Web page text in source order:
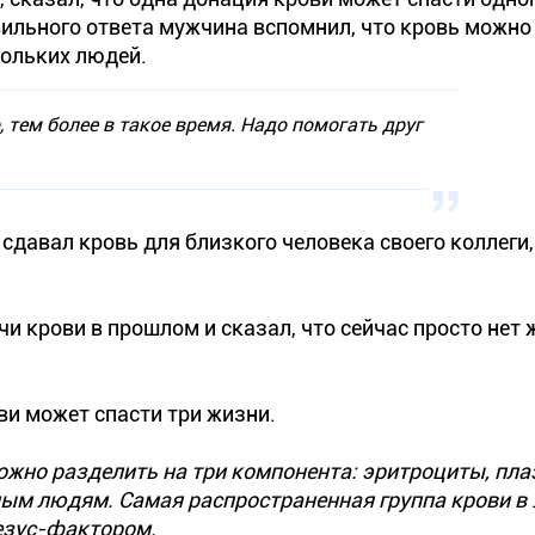
ответа мужчина вспомнил, что кровь
людей.
более в такое время. Надо помогать друг
кровь для близкого человека своего
крови в прошлом и сказал, что сейчас просто нет
может спасти три жизни.
разделить на три компонента: эритроциты,
людям. Самая распространенная группа крови в
фактором.